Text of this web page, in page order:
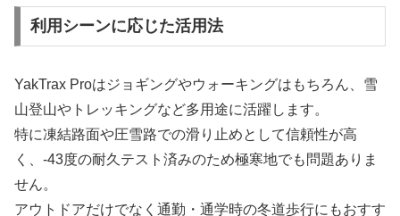
利用シーンに応じた活用法
YakTrax Proはジョギングやウォーキングはもちろん、雪
山登山やトレッキングなど多用途に活躍します。
特に凍結路面や圧雪路での滑り止めとして信頼性が高
く、-43度の耐久テスト済みのため極寒地でも問題ありま
せん。
アウトドアだけでなく通勤・通学時の冬道歩行にもおすす